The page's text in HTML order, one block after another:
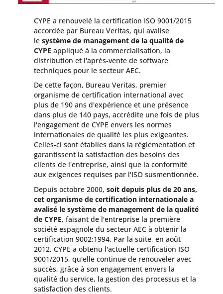
CYPE a renouvelé la certification ISO 9001/2015
accordée par Bureau Veritas, qui avalise
le système de management de la qualité de
CYPE appliqué à la commercialisation, la
distribution et l'après-vente de software
techniques pour le secteur AEC.
De cette façon, Bureau Veritas, premier
organisme de certification international avec
plus de 190 ans d'expérience et une présence
dans plus de 140 pays, accrédite une fois de plus
l'engagement de CYPE envers les normes
internationales de qualité les plus exigeantes.
Celles-ci sont établies dans la réglementation et
garantissent la satisfaction des besoins des
clients de l'entreprise, ainsi que la conformité
aux exigences requises par l'ISO susmentionnée.
Depuis octobre 2000, soit depuis plus de 20 ans,
cet organisme de certification internationale a
avalisé le système de management de la qualité
de CYPE, faisant de l'entreprise la première
société espagnole du secteur AEC à obtenir la
certification 9002:1994. Par la suite, en août
2012, CYPE a obtenu l'actuelle certification ISO
9001/2015, qu'elle continue de renouveler avec
succès, grâce à son engagement envers la
qualité du service, la gestion des processus et la
satisfaction des clients.